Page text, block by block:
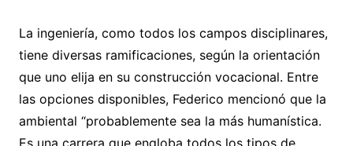
La ingeniería, como todos los campos disciplinares,
tiene diversas ramificaciones, según la orientación
que uno elija en su construcción vocacional. Entre
las opciones disponibles, Federico mencionó que la
ambiental “probablemente sea la más humanística.